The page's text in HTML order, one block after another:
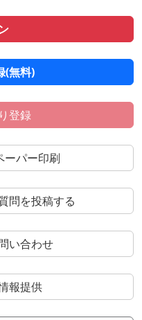
(無料)
登録
ーパー印刷
問を投稿する
い合わせ
報提供